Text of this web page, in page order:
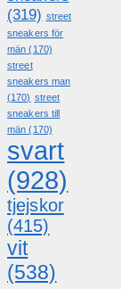
(319) street
sneakers för
män (170)
street
sneakers man
(170) street
sneakers till
män (170)
svart
(928)
tjejskor
(415)
vit
(538)